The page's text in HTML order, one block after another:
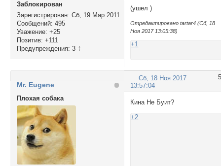
Заблокирован
Зарегистрирован: Сб, 19 Мар 2011
Сообщений: 495
Уважение: +25
Позитив: +111
Предупреждения: 3 ‡
(ушел )
Отредактировано tartar4 (Сб, 18
Ноя 2017 13:05:38)
+1
5
Сб, 18 Ноя 2017
13:57:04
Mr. Eugene
Плохая собака
Кина Не Буит?
+2